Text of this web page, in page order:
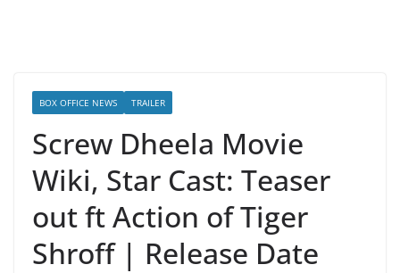
BOX OFFICE NEWS TRAILER
Screw Dheela Movie
Wiki, Star Cast: Teaser
out ft Action of Tiger
Shroff | Release Date